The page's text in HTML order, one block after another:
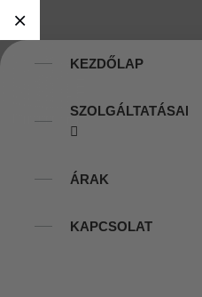
KEZDŐLAP
SZOLGÁLTATÁSAINK
ÁRAK
KAPCSOLAT